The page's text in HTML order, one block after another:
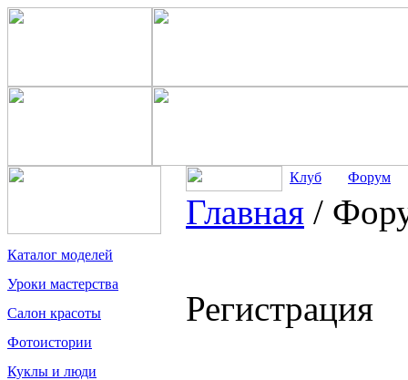
Каталог моделей
Уроки мастерства
Салон красоты
Фотоистории
Куклы и люди
Клуб Форум
Главная /
Регистрация